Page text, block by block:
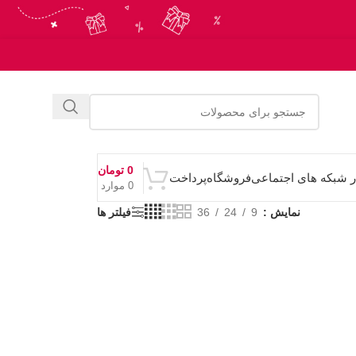
شبکه های اجتماعیفروشگاهپرداخت
0 موارد
0 تومان
نمایش 9
24
36 فیلتر ها